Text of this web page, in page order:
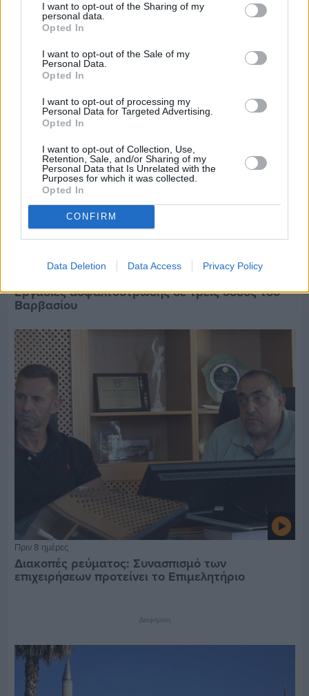
I want to opt-out of the Sharing of my
personal data.
Opted In
I want to opt-out of the Sale of my
Personal Data.
Opted In
I want to opt-out of processing my
Personal Data for Targeted Advertising.
Opted In
I want to opt-out of Collection, Use,
Retention, Sale, and/or Sharing of my
Personal Data that Is Unrelated with the
Purposes for which it was collected.
Opted In
CONFIRM
Data Deletion Data Access Privacy Policy
Πριν 8 ημέρες
Τρίτος στη σφαιροβολία στη διεθνή συνάντηση
Ελλάδας–Κύπρου Κ18 ο Δημήτρης Τέλλιος
Εργασίες ασφαλτόστρωσης σε τρεις οδούς του
Βαρβασίου
Πριν 8 ημέρες
Διακοπές ρεύματος: Συνασπισμό των
επιχειρήσεων προτείνει το Επιμελητήριο
Διαφήμιση